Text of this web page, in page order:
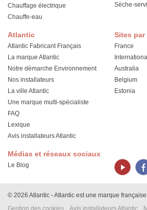
Atlantic
Atlantic Fabricant Français
La marque Atlantic
Notre démarche Environnement
Nos installateurs
La ville Atlantic
Une marque multi-spécialiste
FAQ
Lexique
Avis installateurs Atlantic
Chauffage électrique
Chauffe-eau
Sèche-
Sites par
France
International
Australia
Belgium
Estonia
Médias et réseaux sociaux
Le Blog
© 2026 Atlantic - Atlantic est une marque française
Gestion des cookies
Avis installateurs Atlantic